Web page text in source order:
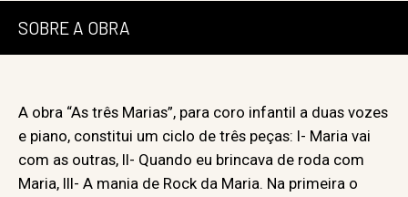
SOBRE A OBRA
A obra “As três Marias”, para coro infantil a duas vozes
e piano, constitui um ciclo de três peças: I- Maria vai
com as outras, II- Quando eu brincava de roda com
Maria, III- A mania de Rock da Maria. Na primeira o